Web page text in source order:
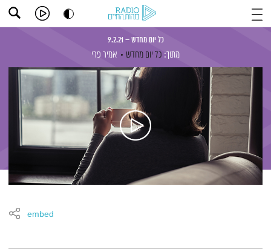
כל יום מחדש – 9.2.21
מתוך: כל יום מחדש אמיר פרי
embed